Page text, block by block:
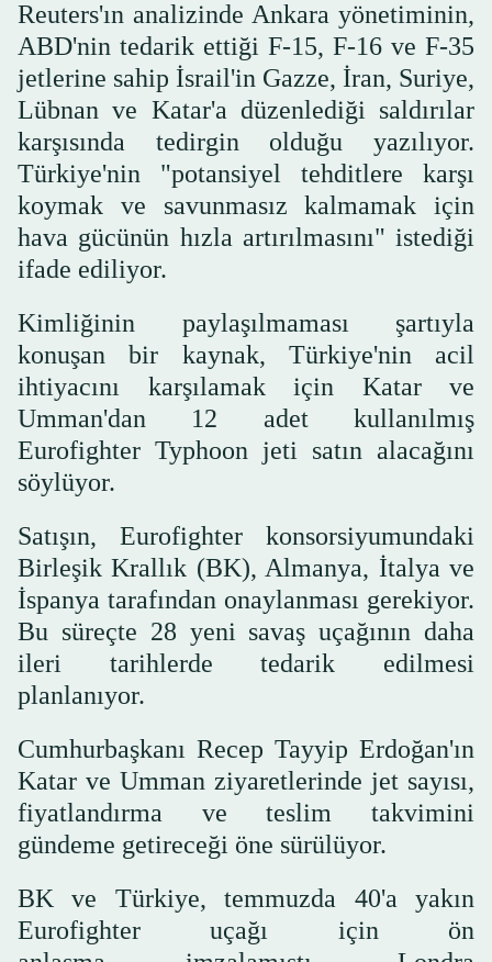
Reuters'ın analizinde Ankara yönetiminin,
ABD'nin tedarik ettiği F-15, F-16 ve F-35
jetlerine sahip İsrail'in Gazze, İran, Suriye,
Lübnan ve Katar'a düzenlediği saldırılar
karşısında tedirgin olduğu yazılıyor.
Türkiye'nin "potansiyel tehditlere karşı
koymak ve savunmasız kalmamak için
hava gücünün hızla artırılmasını" istediği
ifade ediliyor.
Kimliğinin paylaşılmaması şartıyla
konuşan bir kaynak, Türkiye'nin acil
ihtiyacını karşılamak için Katar ve
Umman'dan 12 adet kullanılmış
Eurofighter Typhoon jeti satın alacağını
söylüyor.
Satışın, Eurofighter konsorsiyumundaki
Birleşik Krallık (BK), Almanya, İtalya ve
İspanya tarafından onaylanması gerekiyor.
Bu süreçte 28 yeni savaş uçağının daha
ileri tarihlerde tedarik edilmesi
planlanıyor.
Cumhurbaşkanı Recep Tayyip Erdoğan'ın
Katar ve Umman ziyaretlerinde jet sayısı,
fiyatlandırma ve teslim takvimini
gündeme getireceği öne sürülüyor.
BK ve Türkiye, temmuzda 40'a yakın
Eurofighter uçağı için ön